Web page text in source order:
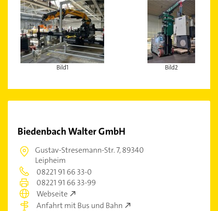
Bild1 Bild2
Biedenbach Walter GmbH
Gustav-Stresemann-Str. 7,89340
Leipheim
08221 91 66 33-0
08221 91 66 33-99
Webseite
Anfahrt mit Bus und Bahn